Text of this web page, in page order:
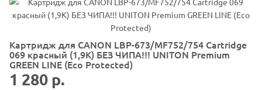
Картридж для CANON LBP-673/MF752/754 Cartridge
069 красный (1,9K) БЕЗ ЧИПА!!! UNITON Premium
GREEN LINE (Eco Protected)
1 280 р.